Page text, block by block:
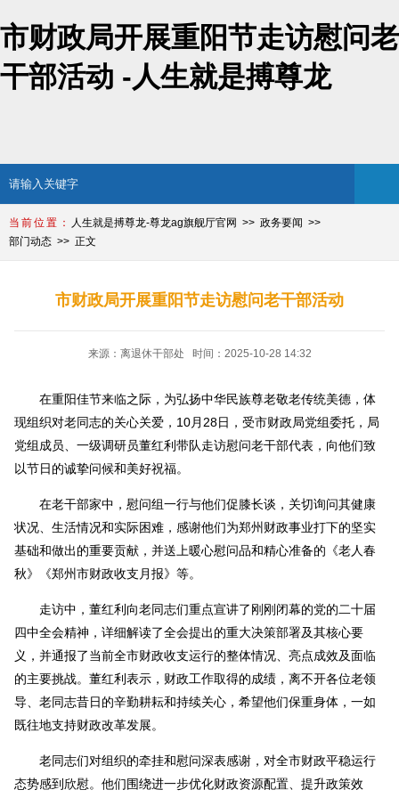
市财政局开展重阳节走访慰问老
干部活动 -人生就是搏尊龙
人生就是搏尊龙-尊龙ag旗舰厅官网
政务要闻
部门动态
正文
市财政局开展重阳节走访慰问老干部活动
来源：离退休干部处 时间：2025-10-28 14:32
在重阳佳节来临之际，为弘扬中华民族尊老敬老传统美德，体
现组织对老同志的关心关爱，10月28日，受市财政局党组委托，局
党组成员、一级调研员董红利带队走访慰问老干部代表，向他们致
以节日的诚挚问候和美好祝福。
在老干部家中，慰问组一行与他们促膝长谈，关切询问其健康
状况、生活情况和实际困难，感谢他们为郑州财政事业打下的坚实
基础和做出的重要贡献，并送上暖心慰问品和精心准备的《老人春
秋》《郑州市财政收支月报》等。
走访中，董红利向老同志们重点宣讲了刚刚闭幕的党的二十届
四中全会精神，详细解读了全会提出的重大决策部署及其核心要
义，并通报了当前全市财政收支运行的整体情况、亮点成效及面临
的主要挑战。董红利表示，财政工作取得的成绩，离不开各位老领
导、老同志昔日的辛勤耕耘和持续关心，希望他们保重身体，一如
既往地支持财政改革发展。
老同志们对组织的牵挂和慰问深表感谢，对全市财政平稳运行
态势感到欣慰。他们围绕进一步优化财政资源配置、提升政策效